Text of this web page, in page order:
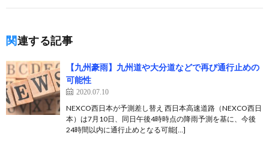
関連する記事
【九州豪雨】九州道や大分道などで再び通行止めの
可能性
2020.07.10
NEXCO西日本が予測差し替え 西日本高速道路（NEXCO西日
本）は7月10日、同日午後4時時点の降雨予測を基に、今後
24時間以内に通行止めとなる可能[…]